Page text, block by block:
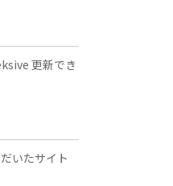
更新でき
いたサイト